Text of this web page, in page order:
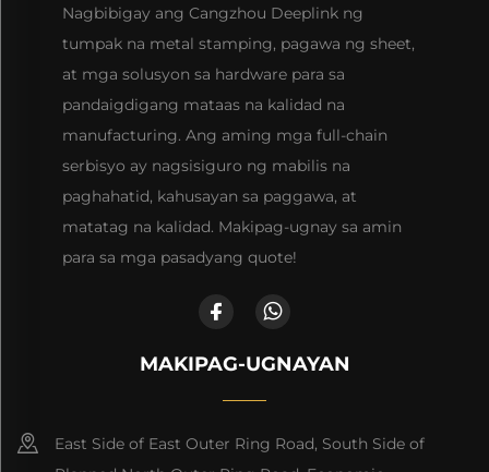
Nagbibigay ang Cangzhou Deeplink ng
tumpak na metal stamping, pagawa ng sheet,
at mga solusyon sa hardware para sa
pandaigdigang mataas na kalidad na
manufacturing. Ang aming mga full-chain
serbisyo ay nagsisiguro ng mabilis na
paghahatid, kahusayan sa paggawa, at
matatag na kalidad. Makipag-ugnay sa amin
para sa mga pasadyang quote!
MAKIPAG-UGNAYAN
East Side of East Outer Ring Road, South Side of